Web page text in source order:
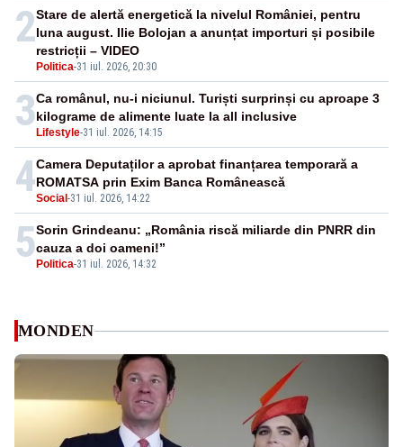
2
Politica-31 iul. 2026, 20:30
Stare de alertă energetică la nivelul României, pentru
luna august. Ilie Bolojan a anunțat importuri și posibile
restricții – VIDEO
3 Lifestyle-31 iul. 2026, 14:15
Ca românul, nu-i niciunul. Turiști surprinși cu aproape 3
kilograme de alimente luate la all inclusive
4Social -31 iul. 2026, 14:22
Camera Deputaților a aprobat finanțarea temporară a
ROMATSA prin Exim Banca Românească
5 Politica-31 iul. 2026, 14:32
Sorin Grindeanu: „România riscă miliarde din PNRR din
cauza a doi oameni!”
MONDEN